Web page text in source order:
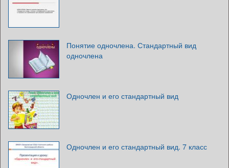
Понятие одночлена. Стандартный вид
одночлена
Одночлен и его стандартный вид
Одночлен и его стандартный вид. 7 класс